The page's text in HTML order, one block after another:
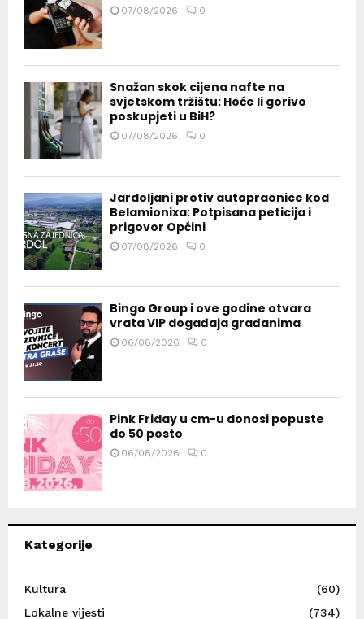
07/08/2026 0
Snažan skok cijena nafte na
svjetskom tržištu: Hoće li gorivo
poskupjeti u BiH?
07/08/2026 0
Jardoljani protiv autopraonice kod
Belamionixa: Potpisana peticija i
prigovor Općini
07/08/2026 0
Bingo Group i ove godine otvara
vrata VIP događaja građanima
06/08/2026 0
Pink Friday u cm-u donosi popuste
do 50 posto
06/08/2026 0
Kategorije
Kultura
(60)
Lokalne vijesti
(734)